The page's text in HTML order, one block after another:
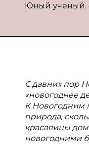
Юный ученый.
С давних пор
«новогоднее
К Новогодним
природа,
красавицы
новогодними